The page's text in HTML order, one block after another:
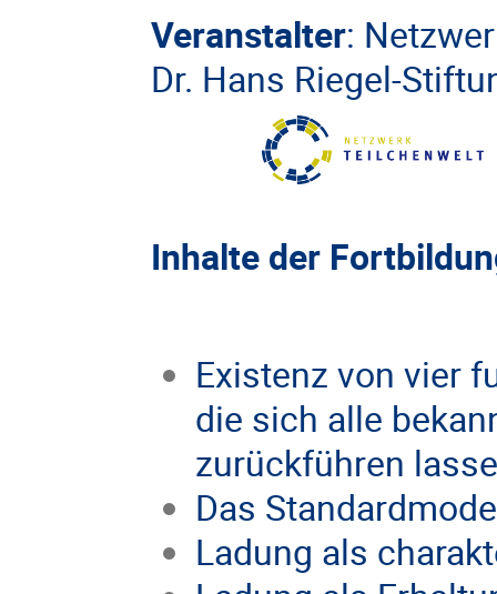
Veranstalter:
Dr. Hans Riegel-
Inhalte der
Existenz von vier
die sich alle
zurückführen
Das
Ladung als